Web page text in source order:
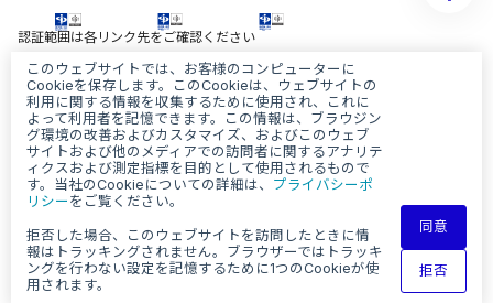
このウェブサイトでは、お客様のコンピューターに
Cookieを保存します。このCookieは、ウェブサイトの
利用に関する情報を収集するために使用され、これに
よって利用者を記憶できます。この情報は、ブラウジン
グ環境の改善およびカスタマイズ、およびこのウェブ
サイトおよび他のメディアでの訪問者に関するアナリテ
ィクスおよび測定指標を目的として使用されるもので
す。当社のCookieについての詳細は、 プライバシーポ
リシー をご覧ください。
拒否した場合、このウェブサイトを訪問したときに情
報はトラッキングされません。ブラウザーではトラッキ
ングを行わない設定を記憶するために1つのCookieが使
用されます。
同意
拒否
認証範囲は各リンク先をご確認ください
情報セキュリティ基本方針
個人情報保護基本方針
AI基本ポリシー
© ExaWizards Inc.